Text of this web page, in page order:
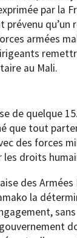
par la
prévenu qu’un
armées
au Mali.
de quelque
que tout
des forces
droits
des Armées
la